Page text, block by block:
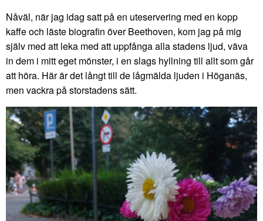
Nåväl, när jag idag satt på en uteservering med en kopp
kaffe och läste biografin över Beethoven, kom jag på mig
själv med att leka med att uppfånga alla stadens ljud, väva
in dem i mitt eget mönster, i en slags hyllning till allt som går
att höra. Här är det långt till de lågmälda ljuden i Höganäs,
men vackra på storstadens sätt.